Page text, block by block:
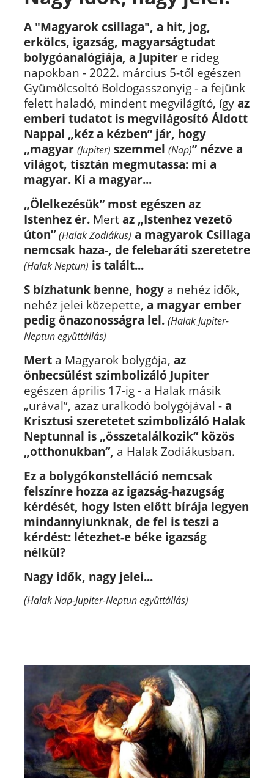
A "Magyarok csillaga", a hit, jog,
erkölcs, igazság, magyarságtudat
bolygóanalógiája, a Jupitere rideg
napokban - 2022. március 5-től egészen
Gyümölcsoltó Boldogasszonyig - a fejünk
felett haladó, mindent megvilágító, így az
emberi tudatot is megvilágosító Áldott
Nappal „kéz a kézben” jár, hogy
„magyar (Jupiter) szemmel (Nap)” nézve a
világot, tisztán megmutassa: mi a
magyar. Ki a magyar...
„Ölelkezésük” most egészen az
Istenhez ér.Mert az „Istenhez vezető
úton”(Halak Zodiákus) a magyarok Csillaga
nemcsak haza-, de felebaráti szeretetre
(Halak Neptun) is talált...
S bízhatunk benne, hogya nehéz idők,
nehéz jelei közepette, a magyar ember
pedig önazonosságra lel. (Halak Jupiter-
Neptun együttállás)
Merta Magyarok bolygója, az
önbecsülést szimbolizáló Jupiter
egészen április 17-ig - a Halak másik
„urával”, azaz uralkodó bolygójával - a
Krisztusi szeretetet szimbolizáló Halak
Neptunnal is „összetalálkozik” közös
„otthonukban”, a Halak Zodiákusban.
Ez a bolygókonstelláció nemcsak
felszínre hozza az igazság-hazugság
kérdését, hogy Isten előtt bírája legyen
mindannyiunknak, de fel is teszi a
kérdést: létezhet-e béke igazság
nélkül?
Nagy idők, nagy jelei...
(Halak Nap-Jupiter-Neptun együttállás)